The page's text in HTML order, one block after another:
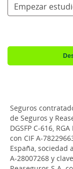
Empezar
Seguros
de Seguros y
DGSFP C-616,
con CIF A-
España, sociedad
A-28007268 y